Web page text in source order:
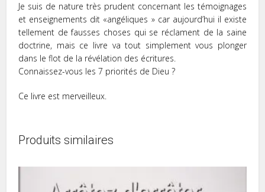
Je suis de nature très prudent concernant les témoignages
et enseignements dit «angéliques » car aujourd’hui il existe
tellement de fausses choses qui se réclament de la saine
doctrine, mais ce livre va tout simplement vous plonger
dans le flot de la révélation des écritures.
Connaissez-vous les 7 priorités de Dieu ?
Ce livre est merveilleux.
Produits similaires